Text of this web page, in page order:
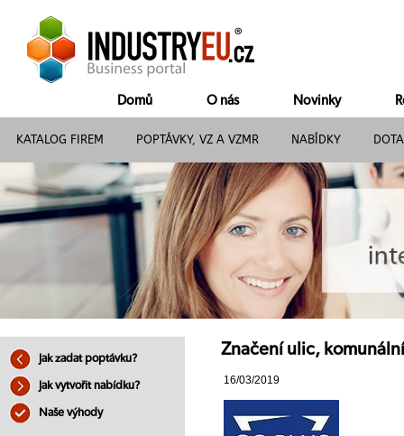
Domů O nás Novinky
KATALOG FIREM POPTÁVKY, VZ A VZMR NABÍDKY
Jak zadat poptávku?
Jak vytvořit nabídku?
Naše výhody
Značení ulic,
16/03/2019